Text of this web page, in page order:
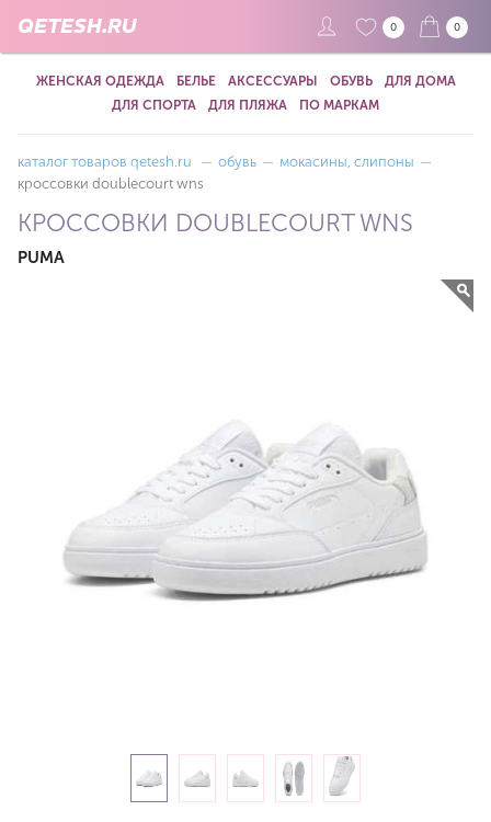
QETESH.RU 0 0
ЖЕНСКАЯ ОДЕЖДА БЕЛЬЕ АКСЕССУАРЫ ОБУВЬ
ДЛЯ ДОМА
ДЛЯ СПОРТА
ДЛЯ ПЛЯЖА ПО МАРКАМ
каталог товаров qetesh.ru — обувь — мокасины, слипоны —
кроссовки doublecourt wns
КРОССОВКИ DOUBLECOURT WNS
PUMA